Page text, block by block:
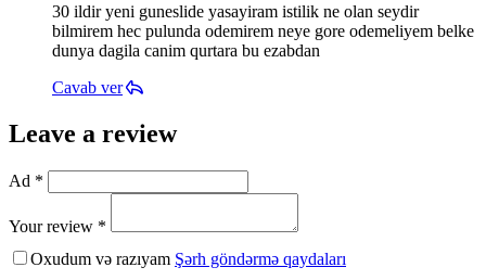
30 ildir yeni guneslide yasayiram istilik ne olan seydir
bilmirem hec pulunda odemirem neye gore odemeliyem belke
dunya dagila canim qurtara bu ezabdan
Cavab ver
Leave a review
Ad *
Your review *
Oxudum və razıyam Şərh göndərmə qaydaları